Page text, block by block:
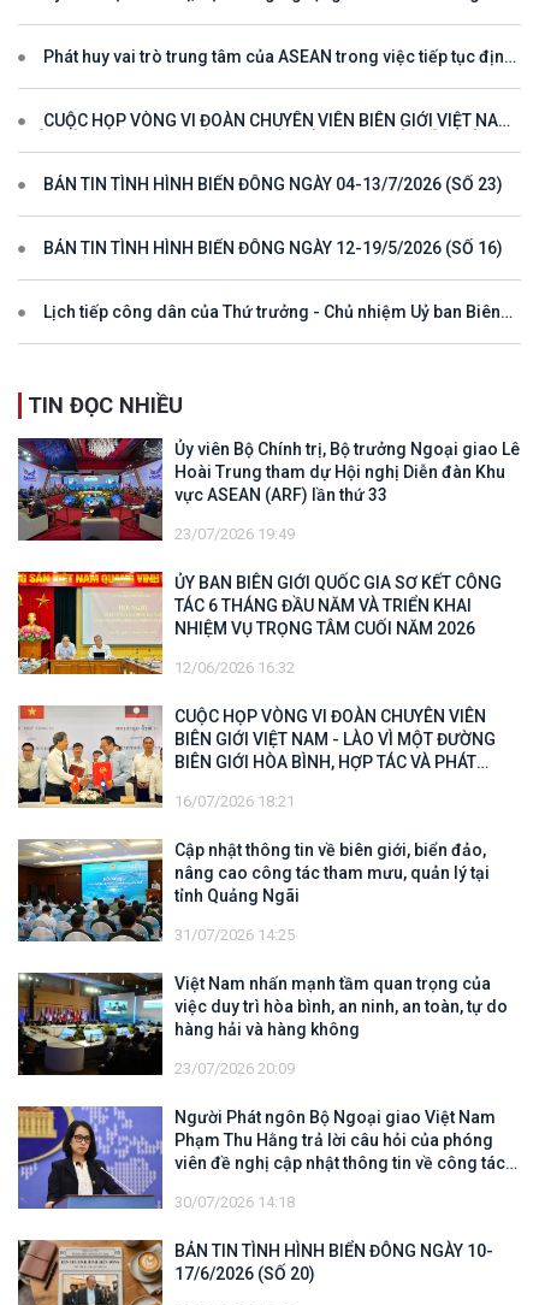
Phát huy vai trò trung tâm của ASEAN trong việc tiếp tục định
CUỘC HỌP VÒNG VI ĐOÀN CHUYÊN VIÊN BIÊN GIỚI VIỆT NAM
TRIỂN
BẢN TIN TÌNH HÌNH BIỂN ĐÔNG NGÀY 04-13/7/2026 (SỐ 23)
BẢN TIN TÌNH HÌNH BIỂN ĐÔNG NGÀY 12-19/5/2026 (SỐ 16)
Lịch tiếp công dân của Thứ trưởng - Chủ nhiệm Uỷ ban Biên
TIN ĐỌC NHIỀU
Ủy viên Bộ Chính trị, Bộ trưởng Ngoại giao Lê
Hoài Trung tham dự Hội nghị Diễn đàn Khu
vực ASEAN (ARF) lần thứ 33
23/07/2026 19:49
ỦY BAN BIÊN GIỚI QUỐC GIA SƠ KẾT CÔNG
TÁC 6 THÁNG ĐẦU NĂM VÀ TRIỂN KHAI
NHIỆM VỤ TRỌNG TÂM CUỐI NĂM 2026
12/06/2026 16:32
CUỘC HỌP VÒNG VI ĐOÀN CHUYÊN VIÊN
BIÊN GIỚI VIỆT NAM - LÀO VÌ MỘT ĐƯỜNG
BIÊN GIỚI HÒA BÌNH, HỢP TÁC VÀ PHÁT
16/07/2026 18:21
Cập nhật thông tin về biên giới, biển đảo,
nâng cao công tác tham mưu, quản lý tại
tỉnh Quảng Ngãi
31/07/2026 14:25
Việt Nam nhấn mạnh tầm quan trọng của
việc duy trì hòa bình, an ninh, an toàn, tự do
hàng hải và hàng không
23/07/2026 20:09
Người Phát ngôn Bộ Ngoại giao Việt Nam
Phạm Thu Hằng trả lời câu hỏi của phóng
viên đề nghị cập nhật thông tin về công tác
trên tàu Khôi Nguyên 18
30/07/2026 14:18
BẢN TIN TÌNH HÌNH BIỂN ĐÔNG NGÀY 10-
17/6/2026 (SỐ 20)